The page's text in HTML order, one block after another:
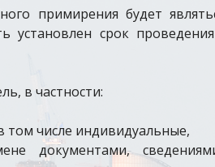
примирения будет
установлен срок
в частности:
том числе индивидуальные,
документами,